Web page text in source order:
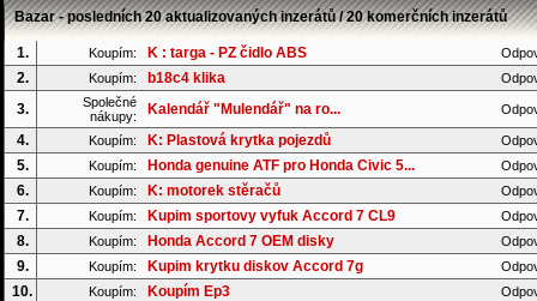
Bazar - posledních 20 aktualizovaných inzerátů / 20 komerčních inzerátů
1. Koupím: K : targa - PZ čidlo ABS
2. Koupím: b18c4 klika
3.
Společné
nákupy:
Kalendář "Mulendář" na ro...
4. Koupím: K: Plastová krytka pojezdů
5. Koupím: Honda genuine ATF pro Honda Civic 5...
6. Koupím: K: motorek stěračů
7. Koupím: Kupim sportovy vyfuk Accord 7 CL9
8. Koupím: Honda Accord 7 OEM disky
9. Koupím: Kupim krytku diskov Accord 7g
10. Koupím: Koupím Ep3